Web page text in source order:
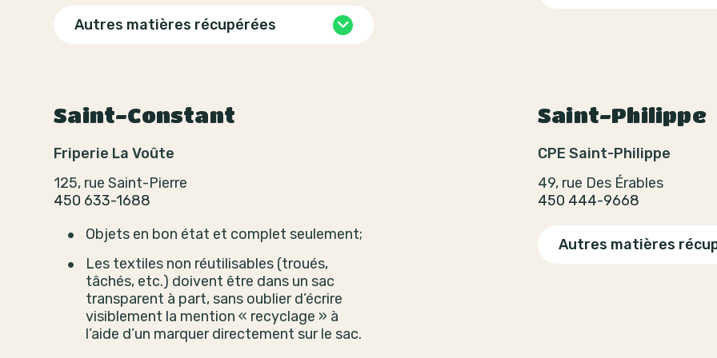
Autres matières récupérées
Saint-Constant
Friperie La Voûte
125, rue Saint-Pierre
450 633-1688
Objets en bon état et complet seulement;
Les textiles non réutilisables (troués,
tâchés, etc.) doivent être dans un sac
transparent à part, sans oublier d’écrire
visiblement la mention « recyclage » à
l’aide d’un marquer directement sur le sac.
Saint-Philippe
CPE Saint-Philippe
49, rue Des Érables
450 444-9668
Autres matières